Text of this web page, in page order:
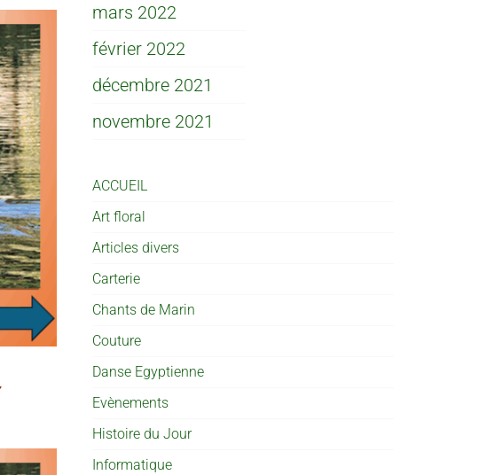
mars 2022
février 2022
décembre 2021
novembre 2021
ACCUEIL
Art floral
Articles divers
Carterie
Chants de Marin
Couture
Danse Egyptienne
Evènements
Histoire du Jour
Informatique